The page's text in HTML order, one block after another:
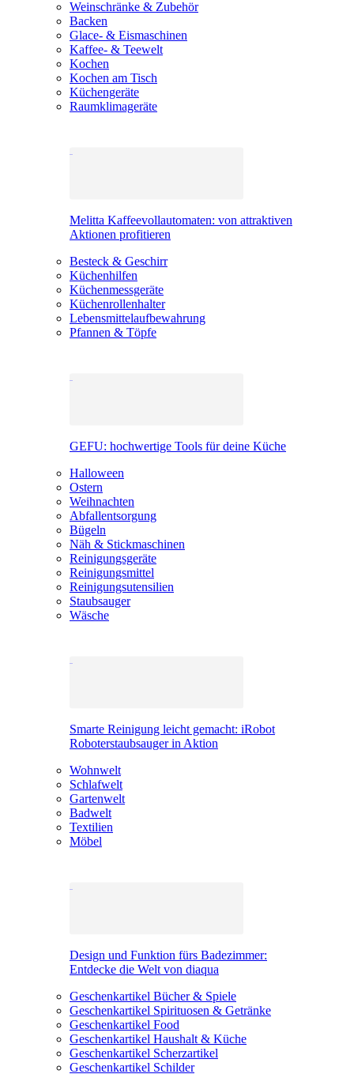
Weinschränke & Zubehör
Backen
Glace- & Eismaschinen
Kaffee- & Teewelt
Kochen
Kochen am Tisch
Küchengeräte
Raumklimageräte
Melitta Kaffeevollautomaten: von attraktiven
Aktionen profitieren
Besteck & Geschirr
Küchenhilfen
Küchenmessgeräte
Küchenrollenhalter
Lebensmittelaufbewahrung
Pfannen & Töpfe
GEFU: hochwertige Tools für deine Küche
Halloween
Ostern
Weihnachten
Abfallentsorgung
Bügeln
Näh & Stickmaschinen
Reinigungsgeräte
Reinigungsmittel
Reinigungsutensilien
Staubsauger
Wäsche
Smarte Reinigung leicht gemacht: iRobot
Roboterstaubsauger in Aktion
Wohnwelt
Schlafwelt
Gartenwelt
Badwelt
Textilien
Möbel
Design und Funktion fürs Badezimmer:
Entdecke die Welt von diaqua
Geschenkartikel Bücher & Spiele
Geschenkartikel Spirituosen & Getränke
Geschenkartikel Food
Geschenkartikel Haushalt & Küche
Geschenkartikel Scherzartikel
Geschenkartikel Schilder